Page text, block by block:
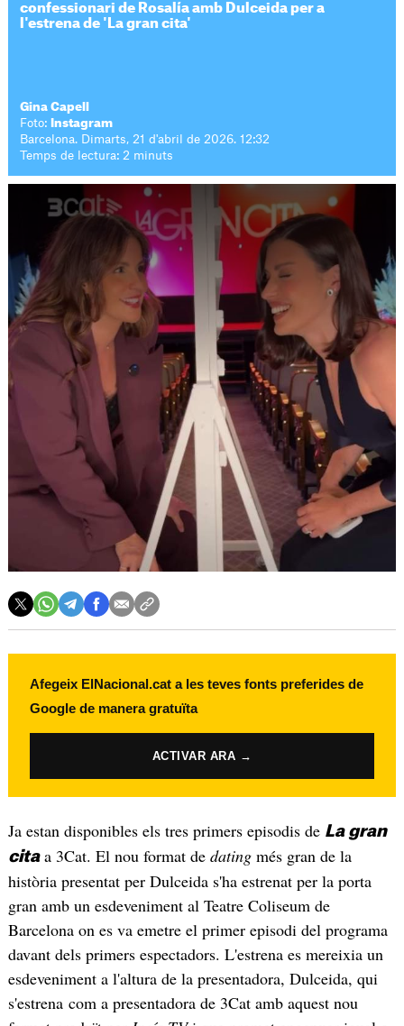
confessionari de Rosalía amb Dulceida per a
l'estrena de 'La gran cita'
Gina Capell
Foto:
Instagram
Barcelona. Dimarts, 21 d'abril de 2026. 12:32
Temps de lectura: 2 minuts
Afegeix ElNacional.cat a les teves fonts preferides de
Google de manera gratuïta
ACTIVAR ARA →
Ja estan disponibles els tres primers episodis de La gran
citaa 3Cat. El nou format de dating més gran de la
història presentat per Dulceida s'ha estrenat per la porta
gran amb un esdeveniment al Teatre Coliseum de
Barcelona on es va emetre el primer episodi del programa
davant dels primers espectadors. L'estrena es mereixia un
esdeveniment a l'altura de la presentadora, Dulceida, qui
s'estrena com a presentadora de 3Cat amb aquest nou